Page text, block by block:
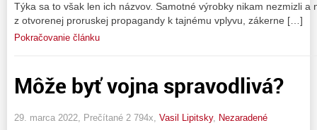
Týka sa to však len ich názvov. Samotné výrobky nikam nezmizli a
z otvorenej proruskej propagandy k tajnému vplyvu, zákerne […]
Pokračovanie článku
Môže byť vojna spravodlivá?
29. marca 2022, Prečítané 2 794x, Vasil Lipitsky, Nezaradené